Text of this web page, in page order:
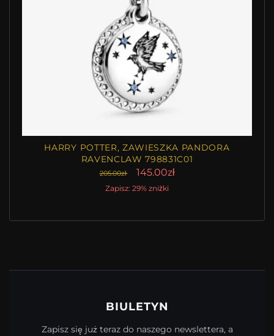
HARRY POTTER, ZAWIESZKA PANDORA
RAVENCLAW 798831C01
205.00zł 145.00zł
Zapisz: 29% zniżki
BIULETYN
Zapisz się już teraz do naszego newslettera, a